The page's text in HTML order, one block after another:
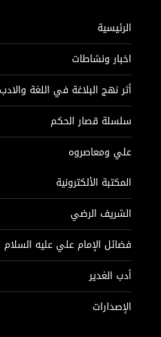
الرئيسية
اخبار ونشاطات
أثر نهج البلاغة في اللغة والادب
سلسلة قصار الحكم
علي ومعاصروه
المكتبة الألكترونية
الشريف الرضي
فضائل الإمام علي عليه السلام
أدب الغدير
الإصدارات